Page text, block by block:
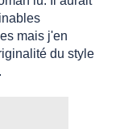
mais j'en
du style